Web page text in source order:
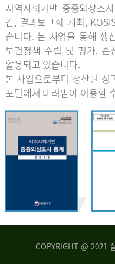
지역사회기반 중증외상조
간, 결과보고회 개최,
습니다. 본 사업을 통해 생
보건정책 수립 및 평가, 손
활용되고 있습니다.
본 사업으로부터 생산된 성
포털에서 내려받아 이용할
COPYRIGHT @ 2021